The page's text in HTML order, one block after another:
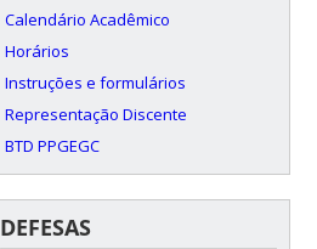
Calendário Acadêmico
Horários
Instruções e formulários
Representação Discente
BTD PPGEGC
DEFESAS